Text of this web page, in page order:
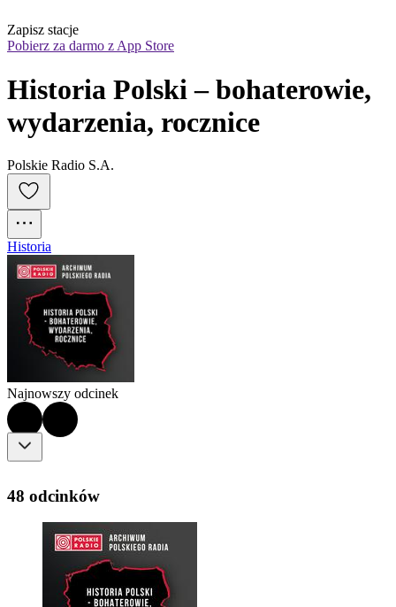
Zapisz stacje
Pobierz za darmo z App Store
Historia Polski – bohaterowie,
wydarzenia, rocznice
Polskie Radio S.A.
Historia
Najnowszy odcinek
48 odcinków